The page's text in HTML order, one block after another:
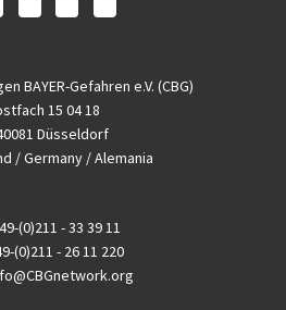
BAYER-Gefahren e.V. (CBG)
15 04 18
Düsseldorf
/ Germany / Alemania
(0)211 - 33 39 11
(0)211 - 26 11 220